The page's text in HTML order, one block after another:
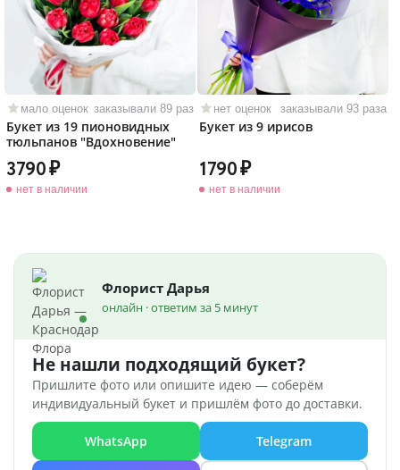
мало оценок заказывали 89 раз
Букет из 19 пионовидных
тюльпанов "Вдохновение"
3790
нет в наличии
нет оценок заказывали 93 раза
Букет из 9 ирисов
1790
нет в наличии
Флорист Дарья
онлайн · ответим за 5 минут
Не нашли подходящий букет?
Пришлите фото или опишите идею — соберём
индивидуальный букет и пришлём фото до доставки.
WhatsApp Telegram